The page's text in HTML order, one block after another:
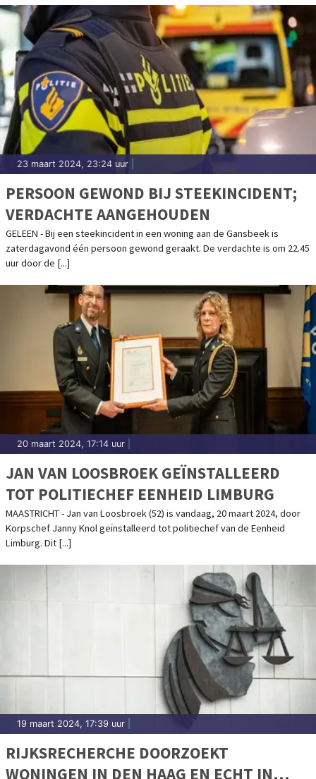
23 maart 2024, 23:24 uur
PERSOON GEWOND BIJ STEEKINCIDENT;
VERDACHTE AANGEHOUDEN
GELEEN - Bij een steekincident in een woning aan de Gansbeek is
zaterdagavond één persoon gewond geraakt. De verdachte is om 22.45
uur door de [...]
20 maart 2024, 17:14 uur
JAN VAN LOOSBROEK GEÏNSTALLEERD
TOT POLITIECHEF EENHEID LIMBURG
MAASTRICHT - Jan van Loosbroek (52) is vandaag, 20 maart 2024, door
Korpschef Janny Knol geïnstalleerd tot politiechef van de Eenheid
Limburg. Dit [...]
19 maart 2024, 17:39 uur
RIJKSRECHERCHE DOORZOEKT
WONINGEN IN DEN HAAG EN ECHT IN